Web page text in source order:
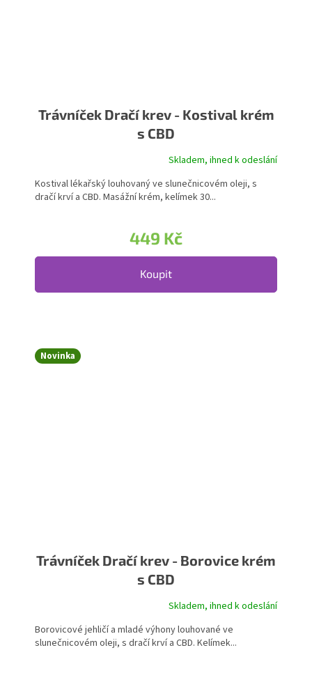
Trávníček Dračí krev - Kostival krém
s CBD
Skladem, ihned k odeslání
449 Kč
Koupit
Kostival lékařský louhovaný ve slunečnicovém oleji, s
dračí krví a CBD. Masážní krém, kelímek 30...
Novinka
Trávníček Dračí krev - Borovice krém
s CBD
Skladem, ihned k odeslání
Borovicové jehličí a mladé výhony louhované ve
slunečnicovém oleji, s dračí krví a CBD. Kelímek...